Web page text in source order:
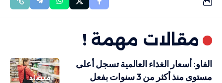
مقالات مهمة !
اقتصاد
الفاو: أسعار الغذاء العالمية تسجل أعلى
مستوى منذ أكثر من 3 سنوات بفعل